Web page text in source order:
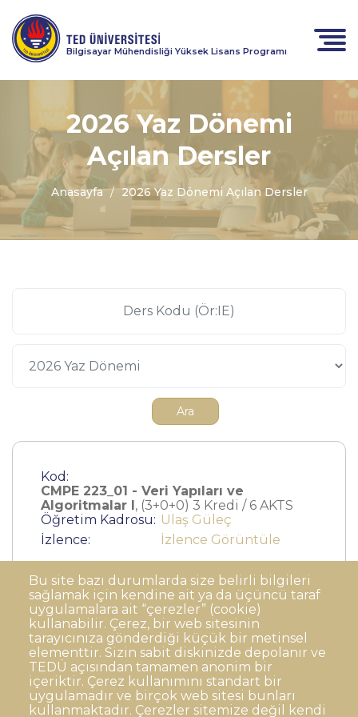
Bilgisayar Mühendisliği Yüksek Lisans Programı
2026 Yaz Dönemi
Açılan Dersler
Anasayfa 2026 Yaz Dönemi Açılan Dersler
Kod:
CMPE 223_01 - Veri Yapıları ve
Algoritmalar I, (3+0+0) 3 Kredi / 6 AKTS
Öğretim Kadrosu: Ulaş Güleç
İzlence:
İzlence Görüntüle
Bu site bazı durumlarda size belirli bilgileri
sağlamak için kendine ait ya da üçüncü taraf
uygulamalara ait “çerezler” (cookie)
kullanabilir. Çerez, bir web sitesinin
tarayıcınıza gönderdiği küçük bir metinsel
elementtir. Sizin sabit diskinizde depolanır ve
TEDÜ açısından tamamen anonim bir
içeriktir. Çerez kullanımını standart bir
uygulamadır ve birçok web sitesi bunları
kullanmaktadır. Çerezler sitemize değil kendi
Dipnot
Sıkça Sorulan Sorular
Kişisel Verilerin Korunması